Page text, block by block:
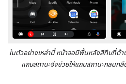
ในตัวอย่างเหล่านี้ หน้าจอมีพื้นหลังสีทึบที่ด้
แถบสถานะจึงช่วยให้แถบสถานะกลมก